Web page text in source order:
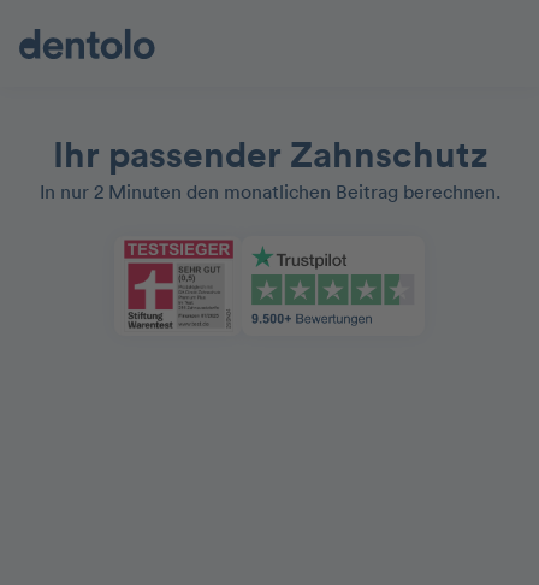
Ihr passender Zahnschutz
In nur 2 Minuten den monatlichen Beitrag berechnen.